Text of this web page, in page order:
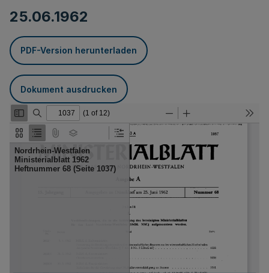
25.06.1962
PDF-Version herunterladen
Dokument ausdrucken